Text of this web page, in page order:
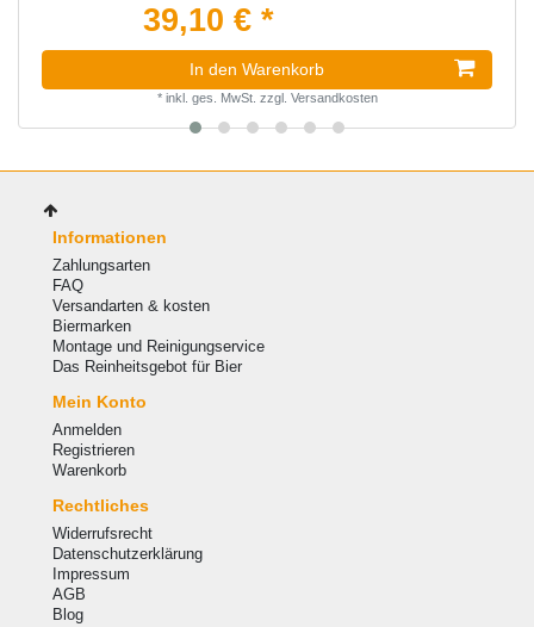
39,10 € *
In den Warenkorb
* inkl. ges. MwSt. zzgl. Versandkosten
Informationen
Zahlungsarten
FAQ
Versandarten & kosten
Biermarken
Montage und Reinigungservice
Das Reinheitsgebot für Bier
Mein Konto
Anmelden
Registrieren
Warenkorb
Rechtliches
Widerrufsrecht
Datenschutzerklärung
Impressum
AGB
Blog